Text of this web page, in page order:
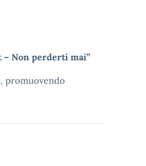
– Non perderti mai”
promuovendo